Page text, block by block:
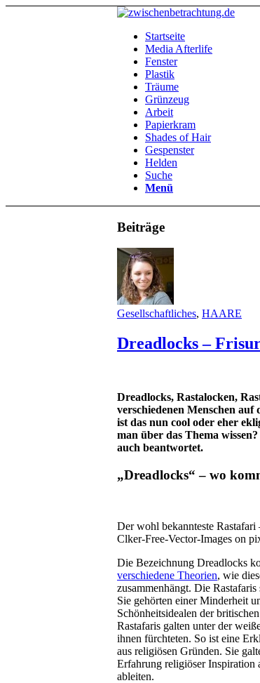
Startseite
Media Afterlife
Fenster
Plastik
Träume
Grünzeug
Arbeit
Papierkram
Shades of Hair
Gespenster
Helden
Suche
Menü
Beiträge
Gesellschaftliches, HAARE
Dreadlocks –
Dreadlocks, Rastalocken,
verschiedenen Menschen auf
ist das nun cool oder eher
man über das Thema
auch beantwortet.
„Dreadlocks“ – wo
Der wohl bekannteste
Clker-Free-Vector-Images on
Die Bezeichnung Dreadlocks
verschiedene Theorien, wie
zusammenhängt. Die
Sie gehörten einer Minderheit
Schönheitsidealen der
Rastafaris galten unter der
ihnen fürchteten. So ist eine
aus religiösen Gründen. Sie
Erfahrung religiöser Inspiration
ableiten.